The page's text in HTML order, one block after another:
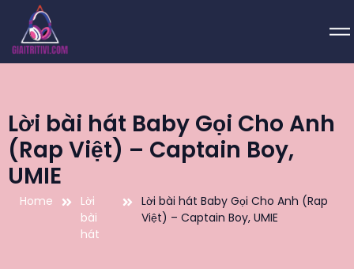
Lời bài hát Baby Gọi Cho Anh
(Rap Việt) – Captain Boy,
UMIE
Home
Lời
bài
hát
Lời bài hát Baby Gọi Cho Anh (Rap
Việt) – Captain Boy, UMIE